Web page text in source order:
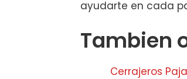
ayudarte en cada
Tambien
Cerrajeros